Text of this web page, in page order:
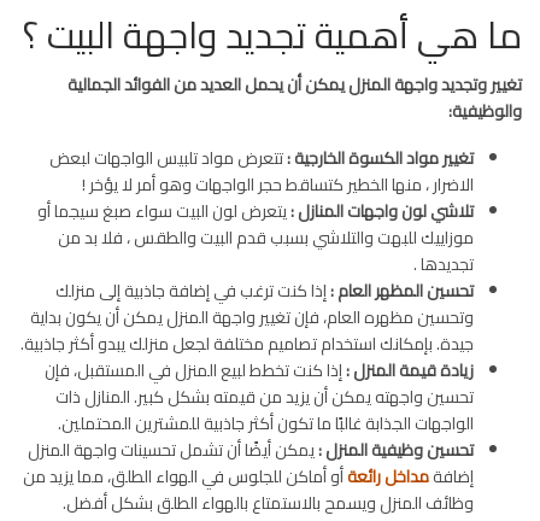
ما هي أهمية تجديد واجهة البيت ؟
تغيير وتجديد واجهة المنزل يمكن أن يحمل العديد من الفوائد الجمالية
والوظيفية:
تغيير مواد الكسوة الخارجية :تتعرض مواد تلبيس الواجهات لبعض
الاضرار ، منها الخطير كتساقط حجر الواجهات وهو أمر لا يؤخر !
تلاشي لون واجهات المنازل :يتعرض لون البيت سواء صبغ سيجما أو
موزاييك للبهت والتلاشي بسبب قدم البيت والطقس ، فلا بد من
تجديدها .
تحسين المظهر العام :إذا كنت ترغب في إضافة جاذبية إلى منزلك
وتحسين مظهره العام، فإن تغيير واجهة المنزل يمكن أن يكون بداية
جيدة. بإمكانك استخدام تصاميم مختلفة لجعل منزلك يبدو أكثر جاذبية.
زيادة قيمة المنزل :إذا كنت تخطط لبيع المنزل في المستقبل، فإن
تحسين واجهته يمكن أن يزيد من قيمته بشكل كبير. المنازل ذات
الواجهات الجذابة غالبًا ما تكون أكثر جاذبية للمشترين المحتملين.
تحسين وظيفية المنزل :يمكن أيضًا أن تشمل تحسينات واجهة المنزل
إضافةمداخل رائعةأو أماكن للجلوس في الهواء الطلق، مما يزيد من
وظائف المنزل ويسمح بالاستمتاع بالهواء الطلق بشكل أفضل.